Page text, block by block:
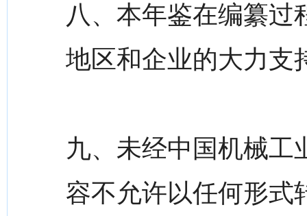
八、本年鉴在编纂过
地区和企业的大力支
九、未经中国机械工
容不允许以任何形式